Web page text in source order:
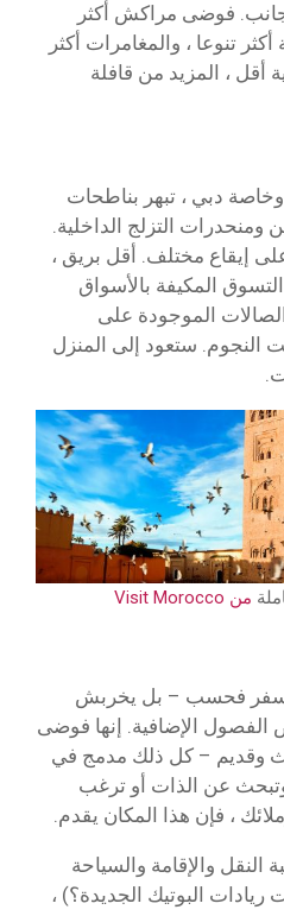
فوضى مراكش أكثر
تنوعا ، والمغامرات أكثر
أقل ، المزيد من قافلة
وخاصة دبي ، تبهر بناطحات
التزلج الداخلية.
إيقاع مختلف. أقل بريق ،
المكيفة بالأسواق
الصالات الموجودة على
النجوم. ستعود إلى المنزل
من Visit Morocco
فحسب – بل يخربش
الإضافية. إنها فوضى
وقديم – كل ذلك مدمج في
عن الذات أو ترغب
، فإن هذا المكان يقدم.
النقل والإقامة والسياحة
البوتيك الجديدة؟) ،